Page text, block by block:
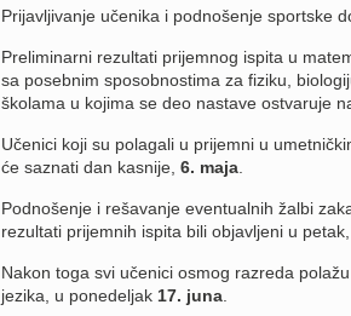
Prijavljivanje učenika i podnošenje sportske
Preliminarni rezultati prijemnog ispita u
sa posebnim sposobnostima za fiziku,
školama u kojima se deo nastave ostvaruje
Učenici koji su polagali u prijemni u
će saznati dan kasnije, 6. maja.
Podnošenje i rešavanje eventualnih žalbi
rezultati prijemnih ispita bili objavljeni u petak,
Nakon toga svi učenici osmog razreda
jezika, u ponedeljak 17. juna.